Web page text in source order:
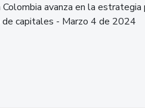
Colombia avanza en la estrategia
de capitales - Marzo 4 de 2024